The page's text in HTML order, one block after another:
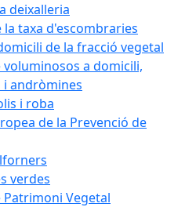
deixalleria
la taxa d'escombraries
de la fracció vegetal
voluminosos a domicili,
andròmines
i roba
de la Prevenció de
verdes
Vegetal